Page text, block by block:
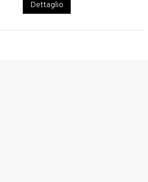
Dettaglio